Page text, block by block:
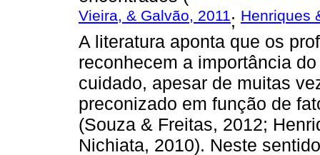
Vieira, & Galvão, 2011; Henriques
A literatura aponta que os
reconhecem a importância
cuidado, apesar de muitas
preconizado em função de
(Souza & Freitas, 2012;
Nichiata, 2010). Neste